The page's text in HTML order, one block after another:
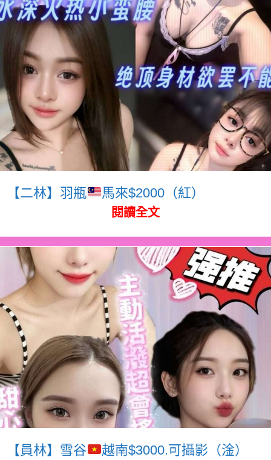
【二林】羽瓶 馬來$2000（紅）
閱讀全文
【員林】雪谷 越南$3000.可攝影（淦）